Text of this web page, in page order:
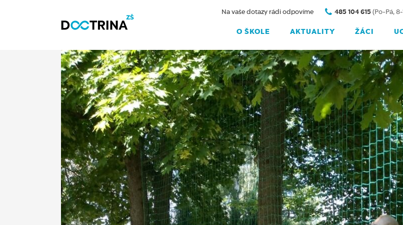
O ŠKOLE AKTUALITY ŽÁCI
Na vaše dotazy rádi odpovíme 485 104 615 (Po-Pá,